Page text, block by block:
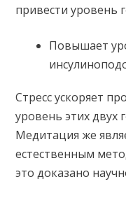
привести уровень
Повышает
Стресс ускоряет
уровень этих двух
Медитация же
естественным
это доказано